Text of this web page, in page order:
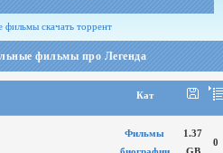
фильмы скачать торрент
фильмы про Легенда
Кат
Фильмы
1.37
0